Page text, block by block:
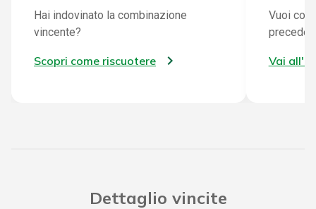
Hai indovinato la combinazione
vincente?
Scopri come riscuotere
Vuoi
Vai
Dettaglio vincite